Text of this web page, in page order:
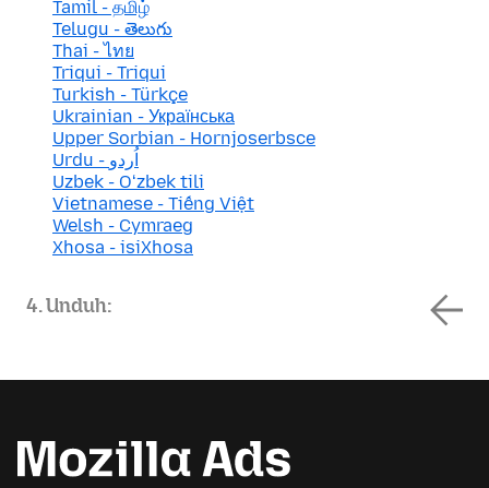
Tamil - தமிழ்
Telugu - తెలుగు
Thai - ไทย
Triqui - Triqui
Turkish - Türkçe
Ukrainian - Українська
Upper Sorbian - Hornjoserbsce
Urdu - اُردو
Uzbek - Oʻzbek tili
Vietnamese - Tiếng Việt
Welsh - Cymraeg
Xhosa - isiXhosa
4. Unduh: